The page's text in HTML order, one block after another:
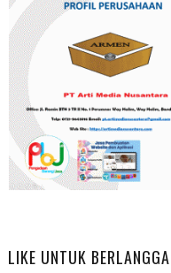
LIKE UNTUK